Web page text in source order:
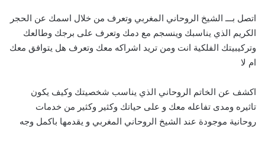
اتصل بـــ الشيخ الروحاني المغربي وتعرف من خلال اسمك عن الحجر
الكريم الذي يناسبك وينسجم مع دمك وتعرف على برجك وطالعك
وتركيبيتك الفلكية انت ومن تريد اشراكه معك وتعرف هل يتوافق معك
ام لا
اكشف عن الخاتم الروحاني الذي يناسب شخصيتك وكيف يكون
تاثيره ومدى تفاعله معك و على حياتك وكثير وكثير من خدمات
روحانية موجودة عند الشيخ الروحاني المغربي و يقدمها باكمل وجه